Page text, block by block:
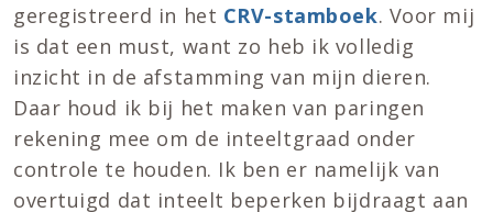
geregistreerd in het CRV-stamboek. Voor mij
is dat een must, want zo heb ik volledig
inzicht in de afstamming van mijn dieren.
Daar houd ik bij het maken van paringen
rekening mee om de inteeltgraad onder
controle te houden. Ik ben er namelijk van
overtuigd dat inteelt beperken bijdraagt aan